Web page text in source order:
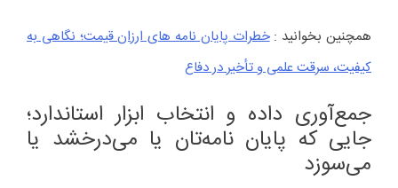
همچنین بخوانید :خطرات پایان نامه‌ های ارزان‌ قیمت؛ نگاهی به
کیفیت، سرقت علمی و تأخیر در دفاع
جمع‌آوری داده و انتخاب ابزار استاندارد؛
جایی که پایان نامه‌تان یا می‌درخشد یا
می‌سوزد